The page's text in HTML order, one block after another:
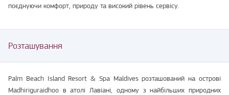
поєднуючи комфорт, природу та високий рівень сервісу.
Розташування
Palm Beach Island Resort & Spa Maldives розташований на острові
Madhiriguraidhoo в атолі Лавіані, одному з найбільших природних